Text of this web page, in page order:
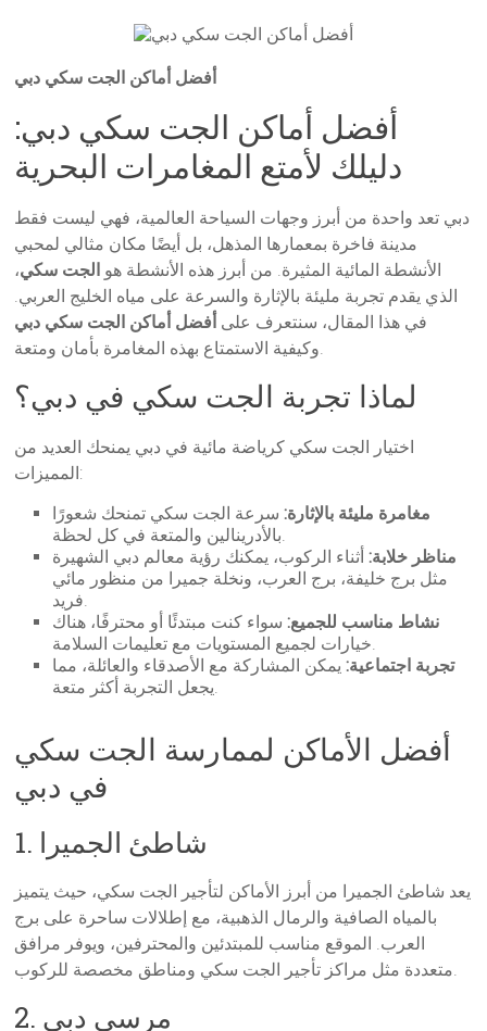
أفضل أماكن الجت سكي دبي
أفضل أماكن الجت سكي دبي:
دليلك لأمتع المغامرات البحرية
دبي تعد واحدة من أبرز وجهات السياحة العالمية، فهي ليست فقط
مدينة فاخرة بمعمارها المذهل، بل أيضًا مكان مثالي لمحبي
الأنشطة المائية المثيرة. من أبرز هذه الأنشطة هو الجت سكي،
الذي يقدم تجربة مليئة بالإثارة والسرعة على مياه الخليج العربي.
في هذا المقال، سنتعرف على أفضل أماكن الجت سكي دبي
وكيفية الاستمتاع بهذه المغامرة بأمان ومتعة.
لماذا تجربة الجت سكي في دبي؟
اختيار الجت سكي كرياضة مائية في دبي يمنحك العديد من
المميزات:
مغامرة مليئة بالإثارة:سرعة الجت سكي تمنحك شعورًا
بالأدرينالين والمتعة في كل لحظة.
مناظر خلابة:أثناء الركوب، يمكنك رؤية معالم دبي الشهيرة
مثل برج خليفة، برج العرب، ونخلة جميرا من منظور مائي
فريد.
نشاط مناسب للجميع:سواء كنت مبتدئًا أو محترفًا، هناك
خيارات لجميع المستويات مع تعليمات السلامة.
تجربة اجتماعية:يمكن المشاركة مع الأصدقاء والعائلة، مما
يجعل التجربة أكثر متعة.
أفضل الأماكن لممارسة الجت سكي
في دبي
1. شاطئ الجميرا
يعد شاطئ الجميرا من أبرز الأماكن لتأجير الجت سكي، حيث يتميز
بالمياه الصافية والرمال الذهبية، مع إطلالات ساحرة على برج
العرب. الموقع مناسب للمبتدئين والمحترفين، ويوفر مرافق
متعددة مثل مراكز تأجير الجت سكي ومناطق مخصصة للركوب.
2. مرسى دبي